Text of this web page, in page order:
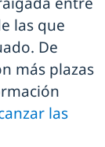
las que
De
más plazas
las